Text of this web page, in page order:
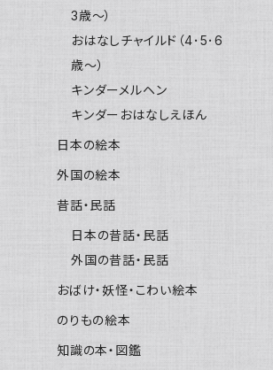
3歳～）
おはなしチャイルド（4･5･6
歳～）
キンダーメルヘン
キンダーおはなしえほん
日本の絵本
外国の絵本
昔話・民話
日本の昔話・民話
外国の昔話・民話
おばけ・妖怪・こわい絵本
のりもの絵本
知識の本・図鑑